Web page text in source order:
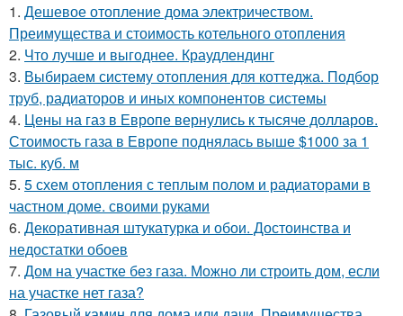
1. Дешевое отопление дома электричеством.
Преимущества и стоимость котельного отопления
2. Что лучше и выгоднее. Краудлендинг
3. Выбираем систему отопления для коттеджа. Подбор
труб, радиаторов и иных компонентов системы
4. Цены на газ в Европе вернулись к тысяче долларов.
Стоимость газа в Европе поднялась выше $1000 за 1
тыс. куб. м
5. 5 схем отопления с теплым полом и радиаторами в
частном доме. своими руками
6. Декоративная штукатурка и обои. Достоинства и
недостатки обоев
7. Дом на участке без газа. Можно ли строить дом, если
на участке нет газа?